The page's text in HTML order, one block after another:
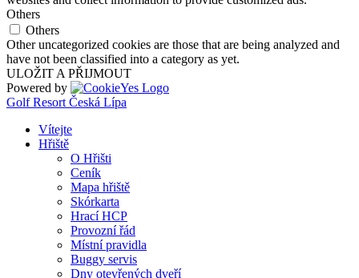
Others
Others
Other uncategorized cookies are those that are being analyzed and
have not been classified into a category as yet.
ULOŽIT A PŘIJMOUT
Powered by
Golf Resort Česká Lípa
Vítejte
Hřiště
O Hřišti
Ceník
Mapa hřiště
Skórkarta
Hrací HCP
Provozní řád
Místní pravidla
Buggy servis
Dny otevřených dveří